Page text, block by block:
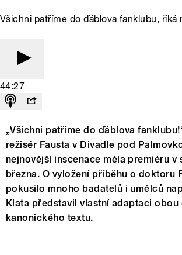
Všichni patříme do ďáblova fanklubu, říká
44:27
„Všichni patříme do ďáblova
režisér Fausta v Divadle pod
nejnovější inscenace měla premiéru v
března. O vyložení příběhu o doktoru
pokusilo mnoho badatelů i umělců
Klata představil vlastní adaptaci obou
kanonického textu.